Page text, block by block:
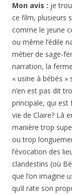
Mon avis : je
ce film, plusieurs
comme le jeune
ou même l’édile
métier de sage-
narration, la
« usine à bébés »
n’en est pas dit
principale, qui est
vie de Claire? Là
manière trop
ou trop
l’évocation des
clandestins (où
que l’on imagine
qu’il rate son